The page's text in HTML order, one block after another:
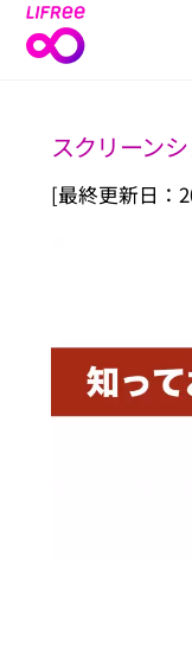
Skip
スクリーン
[最終更新日：